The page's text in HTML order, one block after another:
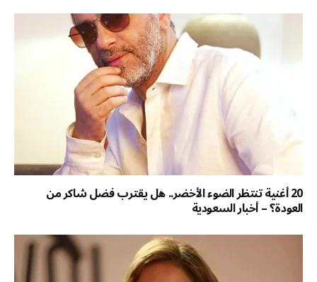
20 أغنية تنتظر الضوء الأخضر.. هل يقترب فضل شاكر من
العودة؟ – أخبار السعودية